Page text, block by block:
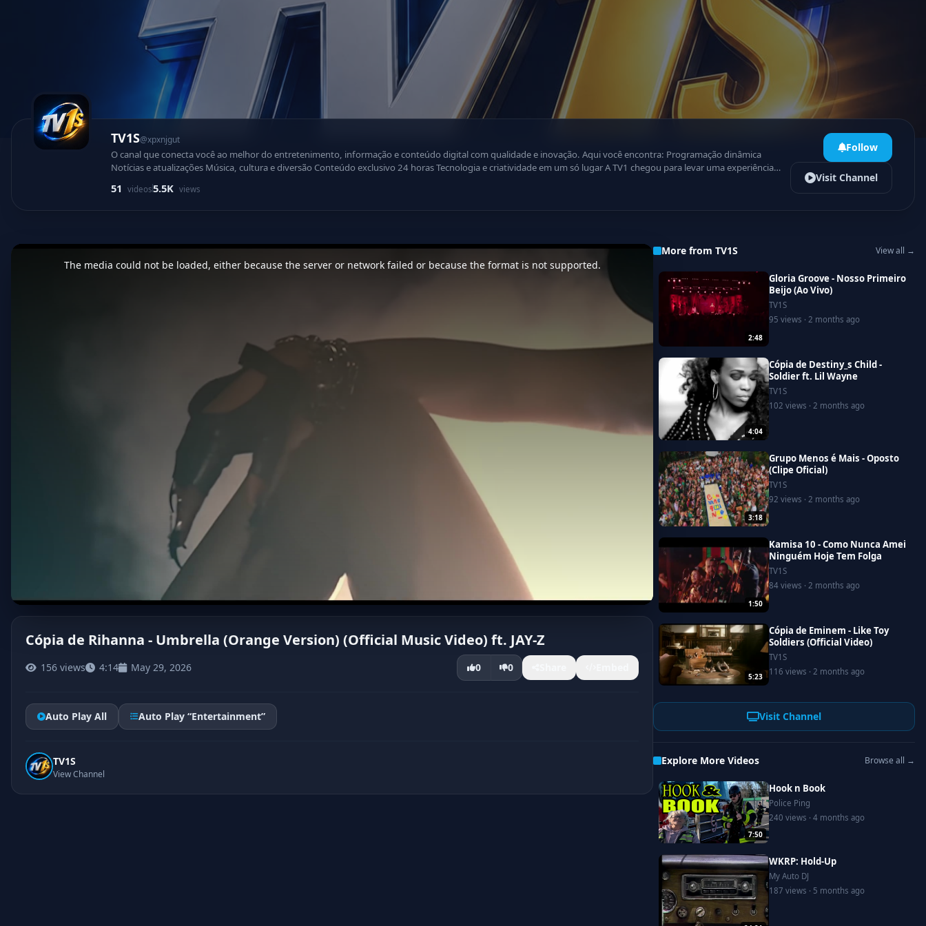
TV1S@xpxnjgut
O canal que conecta você ao melhor do entretenimento, informação e conteúdo digital com qualidade e inovação. Aqui você encontra: Programação dinâmica
Notícias e atualizações Música, cultura e diversão Conteúdo exclusivo 24 horas Tecnologia e criatividade em um só lugar A TV1 chegou para levar uma experiência
primeira mão
51 videos5.5K views
Follow
Visit Channel
This
The media could not be loaded, either because the server or network failed or because the format is not supported.
Cópia de Rihanna - Umbrella (Orange Version) (Official Music Video) ft. JAY-Z
156 views 4:14 May 29, 2026 0 0
Auto Play All Auto Play “Entertainment”
TV1S
View Channel
More from TV1S View all →
2:48
Gloria Groove - Nosso Primeiro
Beijo (Ao Vivo)
TV1S
95 views · 2 months ago
4:04
Cópia de Destiny_s Child -
Soldier ft. Lil Wayne
TV1S
102 views · 2 months ago
3:18
Grupo Menos é Mais - Oposto
(Clipe Oficial)
TV1S
92 views · 2 months ago
1:50
Kamisa 10 - Como Nunca Amei
Ninguém Hoje Tem Folga
TV1S
84 views · 2 months ago
5:23
Cópia de Eminem - Like Toy
Soldiers (Official Video)
TV1S
116 views · 2 months ago
Visit Channel
Explore More Videos Browse all →
7:50
Hook n Book
Police Ping
240 views · 4 months ago
WKRP: Hold-Up
My Auto DJ
187 views · 5 months ago